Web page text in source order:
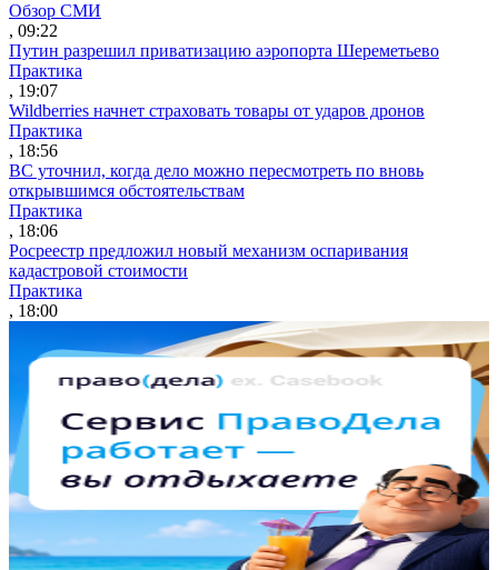
Обзор СМИ
, 09:22
Путин разрешил приватизацию аэропорта Шереметьево
Практика
, 19:07
Wildberries начнет страховать товары от ударов дронов
Практика
, 18:56
ВС уточнил, когда дело можно пересмотреть по вновь
открывшимся обстоятельствам
Практика
, 18:06
Росреестр предложил новый механизм оспаривания
кадастровой стоимости
Практика
, 18:00